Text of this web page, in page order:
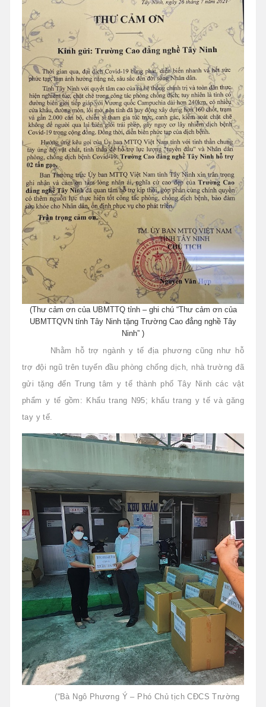
(Thư cảm ơn của UBMTTQ tỉnh – ghi chú “Thư cảm ơn của
UBMTTQVN tỉnh Tây Ninh tặng Trường Cao đẳng nghề Tây
Ninh” )
Nhằm hỗ trợ ngành y tế địa phương cũng như hỗ
trợ đội ngũ trên tuyến đầu phòng chống dịch, nhà trường đã
gửi tặng đến Trung tâm y tế thành phố Tây Ninh các vật
phẩm y tế gồm: Khẩu trang N95; khẩu trang y tế và găng
tay y tế.
(“Bà Ngô Phương Ý – Phó Chủ tịch CĐCS Trường